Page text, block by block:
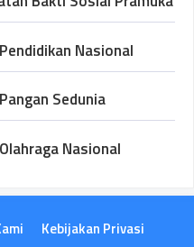
Nasional
Sedunia
Nasional
Kebijakan Privasi